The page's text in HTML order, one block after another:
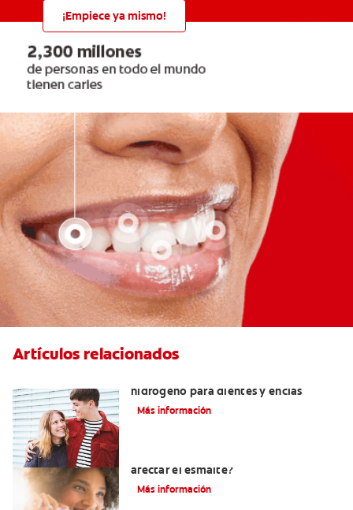
¡Empiece ya mismo!
Artículos relacionados
hidrógeno para dientes y encías
Más información
afectar el esmalte?
Más información